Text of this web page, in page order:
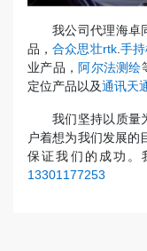
我公司代理海卓
品，合众思壮rtk.手
业产品， 阿尔法测绘
定位产品以及通讯天
我们坚持以质量
户着想为我们发展的
保证我们的成功。
13301177253